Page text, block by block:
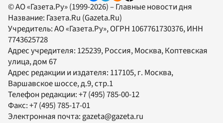
© АО «Газета.Ру» (1999-2026) – Главные новости дня
Название: Газета.Ru (Gazeta.Ru)
Учредитель:АО «Газета.Ру», ОГРН 1067761730376, ИНН
7743625728
Адрес учредителя: 125239, Россия, Москва, Коптевская
улица, дом 67
Адрес редакции и издателя: 117105, г. Москва,
Варшавское шоссе, д.9, стр.1
Телефон редакции:+7 (495) 785-00-12
Факс:+7 (495) 785-17-01
Электронная почта: gazeta@gazeta.ru